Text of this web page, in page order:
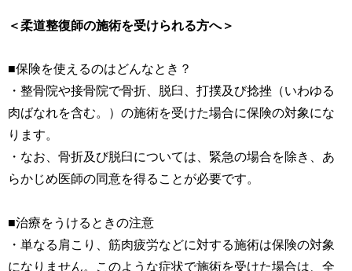
＜柔道整復師の施術を受けられる方へ＞
■保険を使えるのはどんなとき？
・整骨院や接骨院で骨折、脱臼、打撲及び捻挫（いわゆる
肉ばなれを含む。）の施術を受けた場合に保険の対象にな
ります。
・なお、骨折及び脱臼については、緊急の場合を除き、あ
らかじめ医師の同意を得ることが必要です。
■治療をうけるときの注意
・単なる肩こり、筋肉疲労などに対する施術は保険の対象
になりません。このような症状で施術を受けた場合は、全